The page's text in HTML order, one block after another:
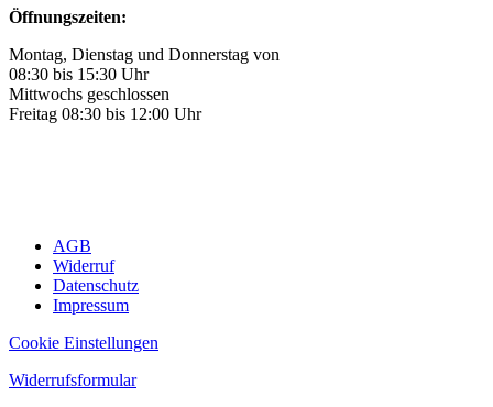
Öffnungszeiten:
Montag, Dienstag und Donnerstag von
08:30 bis 15:30 Uhr
Mittwochs geschlossen
Freitag 08:30 bis 12:00 Uhr
AGB
Widerruf
Datenschutz
Impressum
Cookie Einstellungen
Widerrufsformular